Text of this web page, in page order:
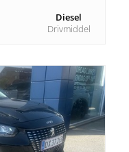
Diesel
Drivmiddel